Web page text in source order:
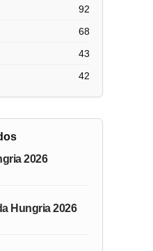
92
68
43
42
2026
Hungria 2026